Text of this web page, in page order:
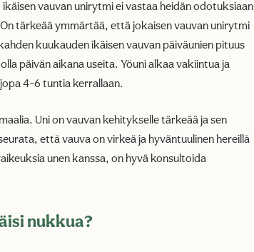
vauvan unirytmi ei vastaa heidän odotuksiaan
tärkeää ymmärtää, että jokaisen vauvan unirytmi
kuukauden ikäisen vauvan päiväunien pituus
päivän aikana useita. Yöuni alkaa vakiintua ja
4-6 tuntia kerrallaan.
Uni on vauvan kehitykselle tärkeää ja sen
että vauva on virkeä ja hyväntuulinen hereillä
unen kanssa, on hyvä konsultoida
nukkua?